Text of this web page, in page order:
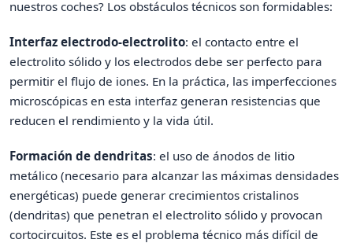
nuestros coches? Los obstáculos técnicos son formidables:
Interfaz electrodo-electrolito: el contacto entre el
electrolito sólido y los electrodos debe ser perfecto para
permitir el flujo de iones. En la práctica, las imperfecciones
microscópicas en esta interfaz generan resistencias que
reducen el rendimiento y la vida útil.
Formación de dendritas: el uso de ánodos de litio
metálico (necesario para alcanzar las máximas densidades
energéticas) puede generar crecimientos cristalinos
(dendritas) que penetran el electrolito sólido y provocan
cortocircuitos. Este es el problema técnico más difícil de